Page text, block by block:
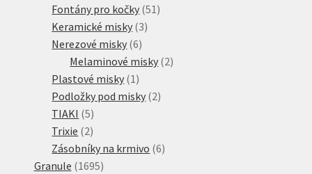
Fontány pro kočky 51 51
Keramické misky 33
Nerezové misky 66
produktů
Melaminové misky 22
Plastové misky 1 1
produkt
Podložky pod misky 22
TIAKI 55
produktů
Trixie 22
produkty
Zásobníky na krmivo 66
Granule 16951695